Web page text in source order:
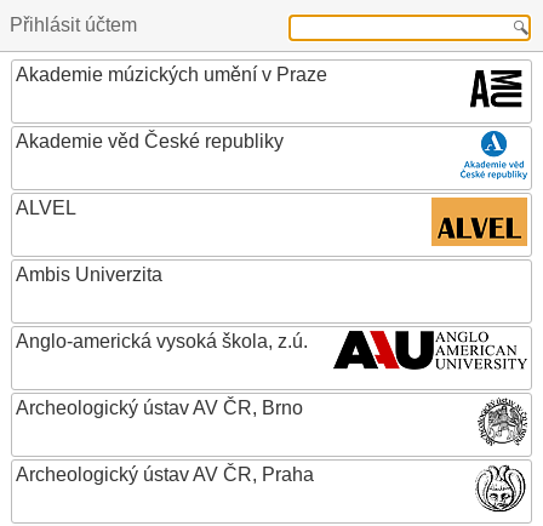
Přihlásit účtem
Akademie múzických umění v Praze
Akademie věd České republiky
ALVEL
Ambis Univerzita
Anglo-americká vysoká škola, z.ú.
Archeologický ústav AV ČR, Brno
Archeologický ústav AV ČR, Praha